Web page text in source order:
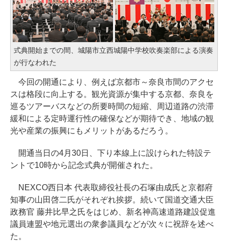
式典開始までの間、城陽市立西城陽中学校吹奏楽部による演奏
が行なわれた
今回の開通により、例えば京都市～奈良市間のアクセ
スは格段に向上する。観光資源が集中する京都、奈良を
巡るツアーバスなどの所要時間の短縮、周辺道路の渋滞
緩和による定時運行性の確保などが期待でき、地域の観
光や産業の振興にもメリットがあるだろう。
開通当日の4月30日、下り本線上に設けられた特設テ
ントで10時から記念式典が開催された。
NEXCO西日本 代表取締役社長の石塚由成氏と京都府
知事の山田啓二氏がそれぞれ挨拶。続いて国道交通大臣
政務官 藤井比早之氏をはじめ、新名神高速道路建設促進
議員連盟や地元選出の衆参議員などが次々に祝辞を述べ
た。